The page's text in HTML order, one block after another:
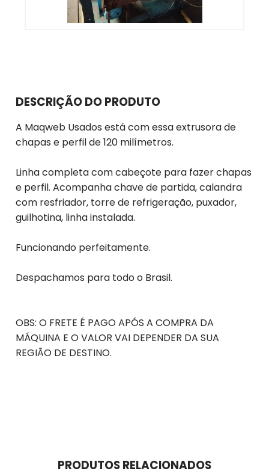
DESCRIÇÃO DO PRODUTO
A Maqweb Usados está com essa extrusora de
chapas e perfil de 120 milímetros.
Linha completa com cabeçote para fazer chapas
e perfil. Acompanha chave de partida, calandra
com resfriador, torre de refrigeração, puxador,
guilhotina, linha instalada.
Funcionando perfeitamente.
Despachamos para todo o Brasil.
OBS: O FRETE É PAGO APÓS A COMPRA DA
MÁQUINA E O VALOR VAI DEPENDER DA SUA
REGIÃO DE DESTINO.
PRODUTOS RELACIONADOS